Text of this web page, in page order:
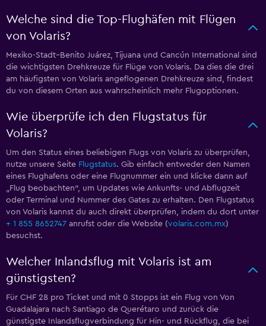
Welche sind die Top-Flughäfen mit Flügen
von Volaris?
Mexiko-Stadt–Benito Juárez, Tijuana und Cancún International sind
die wichtigsten Drehkreuze für Flüge von Volaris. Da dies die drei
am häufigsten von Volaris angeflogenen Drehkreuze sind, findest
du von diesem Orten aus wahrscheinlich mehr Flugoptionen.
Wie überprüfe ich den Flugstatus für
Volaris?
Um den Status eines beliebigen Flugs von Volaris zu überprüfen,
nutze unsere Seite Flugstatus. Gib einfach entweder den Namen
eines Flughafens oder eine Flugnummer ein und klicke dann auf
„Flug beobachten“, um Updates wie Ankunfts- und Abflugzeit
oder Terminal und Nummer des Gates zu erhalten. Den Flugstatus
von Volaris kannst du auch direkt überprüfen, indem du dort unter
+ 1 855 8652747 anrufst oder die Website (volaris.com.mx)
besuchst.
Welcher Inlandsflug mit Volaris ist am
günstigsten?
Für CHF 28 pro Ticket und mit 0 Stopps ist ein Flug von Von
Guadalajara nach Santiago de Querétaro und zurück die
günstigste Inlandsflugverbindung für Hin- und Rückflug, die bei